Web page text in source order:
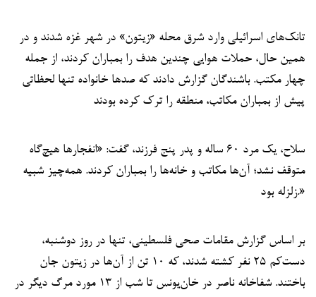
تانک‌های اسرائیلی وارد شرق محله «زیتون» در شهر غزه شدند و در
همین حال، حملات هوایی چندین هدف را بمباران کردند، از جمله
چهار مکتب. باشندگان گزارش دادند که صدها خانواده تنها لحظاتی
پیش از بمباران مکاتب، منطقه را ترک کرده بودند
سلاح، یک مرد ۶۰ ساله و پدر پنج فرزند، گفت: «انفجارها هیچ‌گاه
متوقف نشد؛ آن‌ها مکاتب و خانه‌ها را بمباران کردند. همه‌چیز شبیه
زلزله بود.»
بر اساس گزارش مقامات صحی فلسطینی، تنها در روز دوشنبه،
دست‌کم ۲۵ نفر کشته شدند، که ۱۰ تن از آن‌ها در زیتون جان
باختند. شفاخانه ناصر در خان‌یونس تا شب از ۱۳ مورد مرگ دیگر در